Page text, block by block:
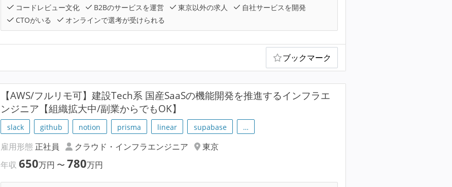
コードレビュー文化
B2Bのサービスを運営 東京以外の求人
自社サービスを開発
CTOがいる
オンラインで選考が受けられる
ブックマーク
【AWS/フルリモ可】建設Tech系 国産SaaSの機能開発を推進するインフラエ
ンジニア【組織拡大中/副業からでもOK】
slack github notion prisma linear supabase …
雇用形態 正社員 クラウド・インフラエンジニア
東京
年収650万円 〜780万円